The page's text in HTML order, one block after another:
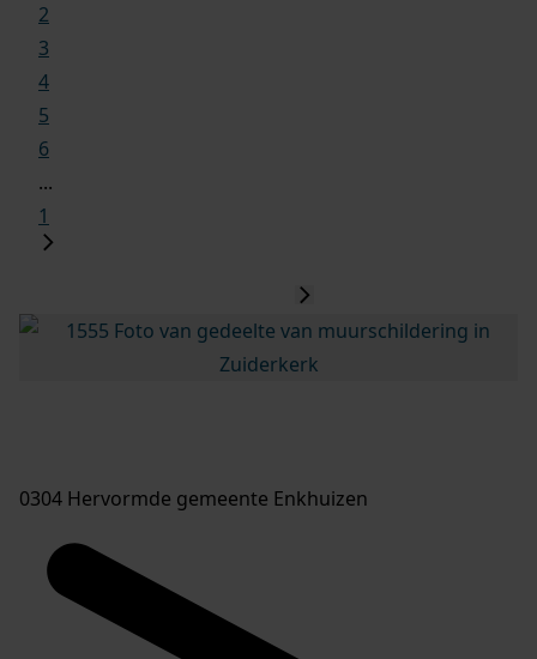
2
3
4
5
6
...
1
0304 Hervormde gemeente Enkhuizen